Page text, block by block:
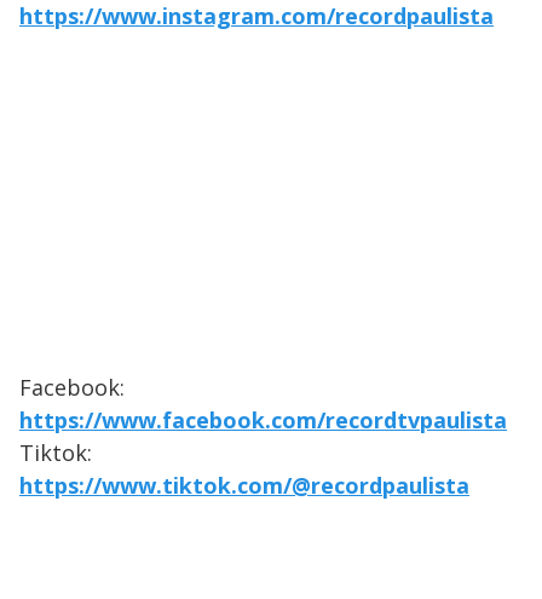
https://www.instagram.com/recordpaulista
Facebook:
https://www.facebook.com/recordtvpaulista
Tiktok:
https://www.tiktok.com/@recordpaulista